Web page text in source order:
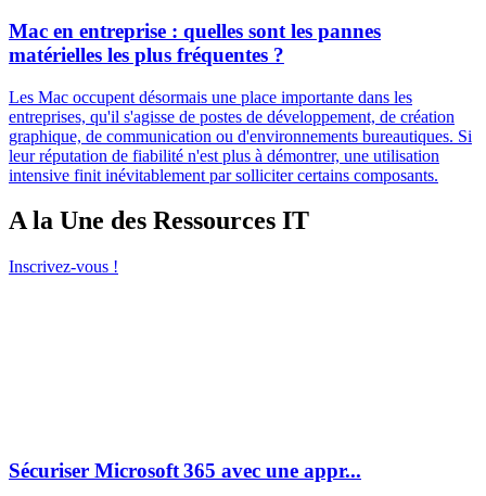
Mac en entreprise : quelles sont les pannes
matérielles les plus fréquentes ?
Les Mac occupent désormais une place importante dans les
entreprises, qu'il s'agisse de postes de développement, de création
graphique, de communication ou d'environnements bureautiques. Si
leur réputation de fiabilité n'est plus à démontrer, une utilisation
intensive finit inévitablement par solliciter certains composants.
A la Une des Ressources IT
Inscrivez-vous !
Sécuriser Microsoft 365 avec une appr...